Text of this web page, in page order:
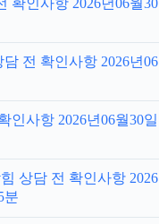
확인사항 2026년06월30
전 확인사항 2026년06
인사항 2026년06월30일
상담 전 확인사항 2026
분